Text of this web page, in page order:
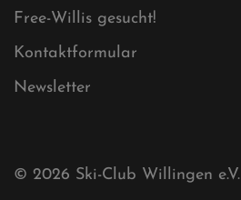
Ski-Club
Mühlenkopfschanze
Sponsoren